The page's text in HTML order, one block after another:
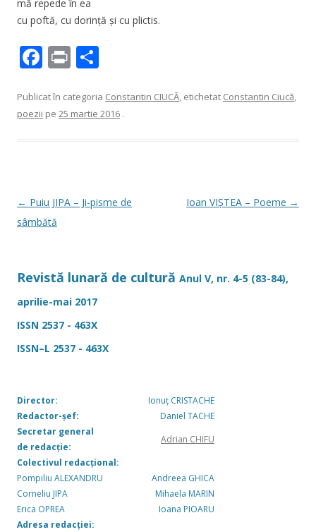
mă repede în ea
cu poftă, cu dorinţă şi cu plictis.
F
e
b
k
Pr
t ta
je
Publicat în categoria Constantin CIUCĂ, etichetat Constantin Ciucă,
poezii pe 25 martie 2016 .
Navigare
în
← Puiu JIPA – Ji-pisme de
sâmbătă
Ioan VIȘTEA – Poeme →
Revistă lunară de cultură Anul V, nr. 4-5 (83-84),
aprilie-mai 2017
ISSN 2537 - 463X
ISSN–L 2537 - 463X
Director:
Ionuț CRISTACHE
Redactor-șef:
Daniel TACHE
Secretar general
de redacție:
Adrian CHIFU
Colectivul redacțional:
Pompiliu ALEXANDRU
Andreea GHICA
Corneliu JIPA
Mihaela MARIN
Erica OPREA
Ioana PIOARU
Adresa redacției: